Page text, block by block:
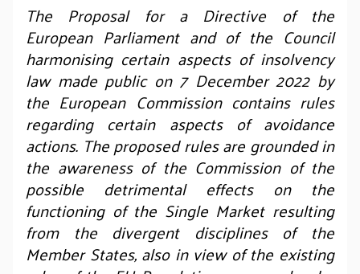
The Proposal for a Directive of the
European Parliament and of the Council
harmonising certain aspects of insolvency
law made public on 7 December 2022 by
the European Commission contains rules
regarding certain aspects of avoidance
actions. The proposed rules are grounded in
the awareness of the Commission of the
possible detrimental effects on the
functioning of the Single Market resulting
from the divergent disciplines of the
Member States, also in view of the existing